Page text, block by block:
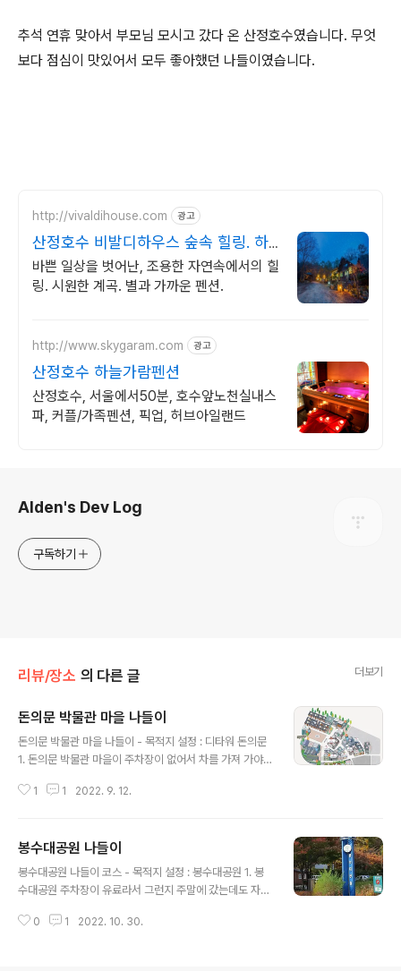
추석 연휴 맞아서 부모님 모시고 갔다 온 산정호수였습니다. 무엇
보다 점심이 맛있어서 모두 좋아했던 나들이였습니다.
http://vivaldihouse.com 광고
산정호수 비발디하우스 숲속 힐링. 하
루 단 4팀.
바쁜 일상을 벗어난, 조용한 자연속에서의 힐
링. 시원한 계곡. 별과 가까운 펜션.
http://www.skygaram.com 광고
산정호수 하늘가람펜션
산정호수, 서울에서50분, 호수앞노천실내스
파, 커플/가족펜션, 픽업, 허브아일랜드
Alden's Dev Log
구독하기
리뷰/장소 의 다른 글 더보기
돈의문 박물관 마을 나들이
돈의문 박물관 마을 나들이 - 목적지 설정 : 디타워 돈의문
1. 돈의문 박물관 마을이 주차장이 없어서 차를 가져 가야
가 가능 합니다. 2. 돈의문 박물관 마을에서도 가깝고 그 옆
주차는 30,000원인데, 카카오T주차로 예약하면 종일 주
차를 5,000원에 예약할 수 있습니다. 5,000원에 서울 한
복판에 차 주차해 놓고 여기저기 다녀볼 수 있다는 게 무척
거기에 세우는 것도 가능 합니다. 다만 주차비가 얼마인지
1 1 2022. 9. 12.
봉수대공원 나들이
봉수대공원 나들이 코스 - 목적지 설정 : 봉수대공원 1. 봉
수대공원 주차장이 유료라서 그런지 주말에 갔는데도 자리
는데 2~3시간 정도면 가능하기 때문에 맘 편하게 돈 내고
0 1 2022. 10. 30.